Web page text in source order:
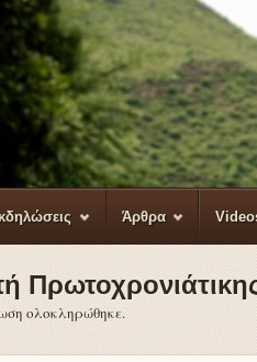
Άρθρα
ολοκληρώθηκε.